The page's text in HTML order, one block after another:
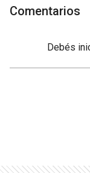
Comentarios
Debés